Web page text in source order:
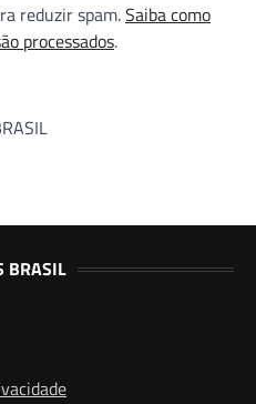
reduzir spam.Saiba como
processados.
BRASIL